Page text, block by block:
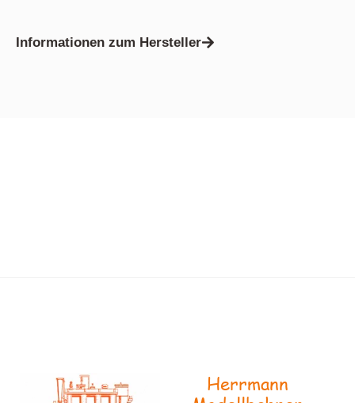
Informationen zum Hersteller
Herrmann